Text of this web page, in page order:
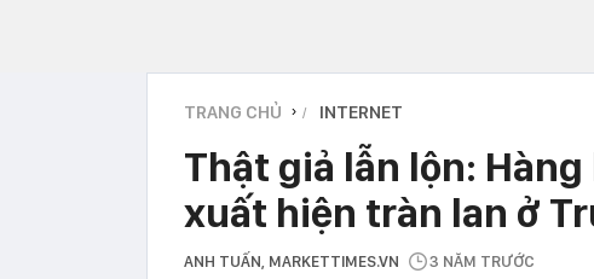
TRANG CHỦ › INTERNET
Thật giả lẫn lộn:
xuất hiện tràn lan ở
ANH TUẤN , MARKETTIMES.VN 3 NĂM TRƯỚC